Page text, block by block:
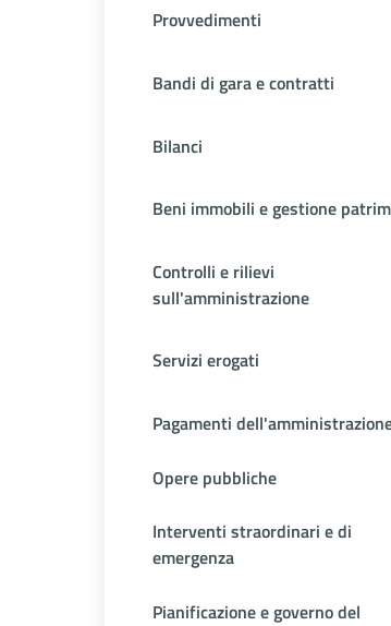
Provvedimenti
Bandi di gara e contratti
Bilanci
Beni immobili e gestione
Controlli e rilievi
sull'amministrazione
Servizi erogati
Pagamenti
Opere pubbliche
Interventi straordinari e di
emergenza
Pianificazione e governo del